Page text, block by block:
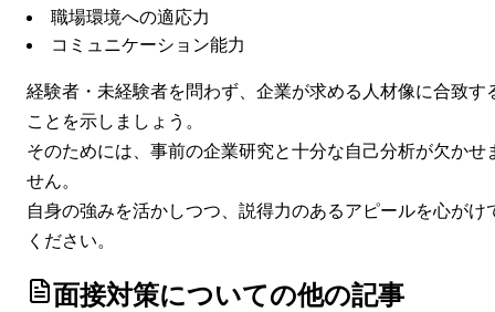
職場環境への適応力
コミュニケーション能力
経験者・未経験者を問わず、企業が求める人材像に合致す
ことを示しましょう。
そのためには、事前の企業研究と十分な自己分析が欠かせ
せん。
自身の強みを活かしつつ、説得力のあるアピールを心がけ
ください。
面接対策についての他の記事